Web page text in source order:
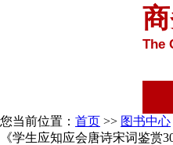
The
您当前位置： 首页 >> 图书中心
《学生应知应会唐诗宋词鉴赏